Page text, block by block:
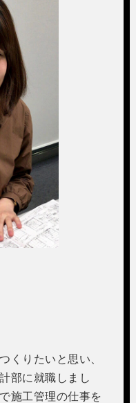
くりたいと思い、
部に就職しまし
施工管理の仕事を